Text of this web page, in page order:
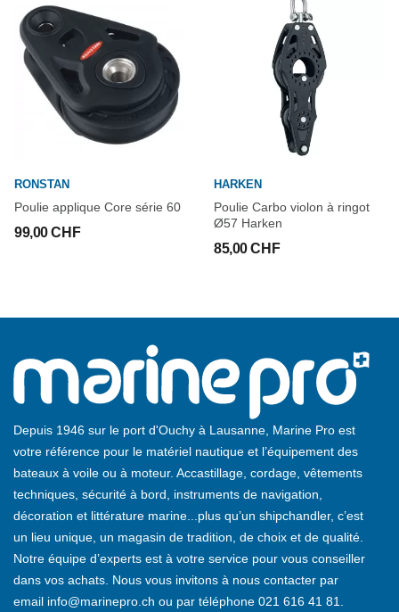
RONSTAN
Poulie applique Core série 60
99,00 CHF
HARKEN
Poulie Carbo violon à ringot
Ø57 Harken
85,00 CHF
Depuis 1946 sur le port d'Ouchy à Lausanne, Marine Pro est
votre référence pour le matériel nautique et l’équipement des
bateaux à voile ou à moteur. Accastillage, cordage, vêtements
techniques, sécurité à bord, instruments de navigation,
décoration et littérature marine...plus qu’un shipchandler, c’est
un lieu unique, un magasin de tradition, de choix et de qualité.
Notre équipe d’experts est à votre service pour vous conseiller
dans vos achats. Nous vous invitons à nous contacter par
email info@marinepro.ch ou par téléphone 021 616 41 81